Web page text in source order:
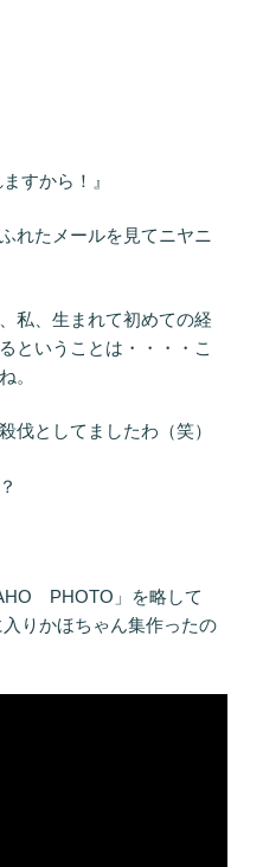
すから！』
れたメールを見てニヤニ
私、生まれて初めての経
ということは・・・・こ
。
伐としてましたわ（笑）
PHOTO」を略して
りかほちゃん集作ったの